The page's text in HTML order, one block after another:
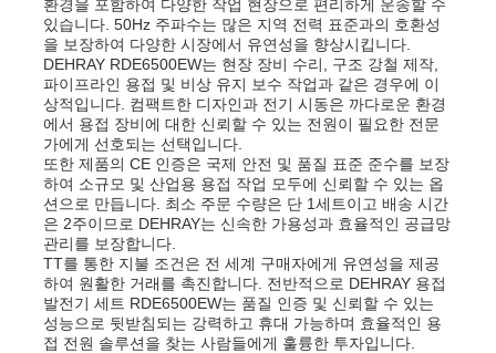
환경을 포함하여 다양한 작업 현장으로 편리하게 운송할 수
있습니다. 50Hz 주파수는 많은 지역 전력 표준과의 호환성
을 보장하여 다양한 시장에서 유연성을 향상시킵니다.
DEHRAY RDE6500EW는 현장 장비 수리, 구조 강철 제작,
파이프라인 용접 및 비상 유지 보수 작업과 같은 경우에 이
상적입니다. 컴팩트한 디자인과 전기 시동은 까다로운 환경
에서 용접 장비에 대한 신뢰할 수 있는 전원이 필요한 전문
가에게 선호되는 선택입니다.
또한 제품의 CE 인증은 국제 안전 및 품질 표준 준수를 보장
하여 소규모 및 산업용 용접 작업 모두에 신뢰할 수 있는 옵
션으로 만듭니다. 최소 주문 수량은 단 1세트이고 배송 시간
은 2주이므로 DEHRAY는 신속한 가용성과 효율적인 공급망
관리를 보장합니다.
TT를 통한 지불 조건은 전 세계 구매자에게 유연성을 제공
하여 원활한 거래를 촉진합니다. 전반적으로 DEHRAY 용접
발전기 세트 RDE6500EW는 품질 인증 및 신뢰할 수 있는
성능으로 뒷받침되는 강력하고 휴대 가능하며 효율적인 용
접 전원 솔루션을 찾는 사람들에게 훌륭한 투자입니다.